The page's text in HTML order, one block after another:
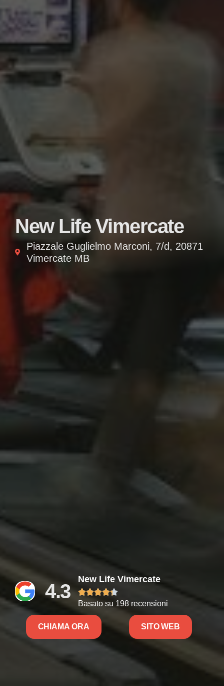
New Life Vimercate
Piazzale Guglielmo Marconi, 7/d, 20871
Vimercate MB
4.3
New Life Vimercate

Basato su 198 recensioni
CHIAMA ORA SITO WEB